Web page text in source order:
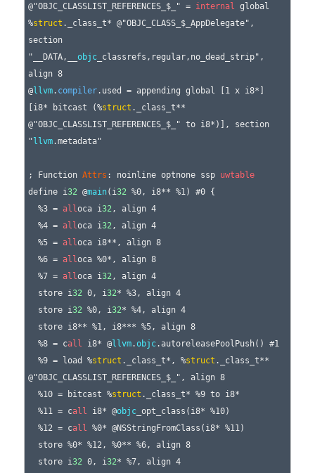
@"OBJC_CLASSLIST_REFERENCES_$_" = internal global
%struct ._class_t* @"OBJC_CLASS_$_AppDelegate",
section
"__DATA,__ objc _classrefs,regular,no_dead_strip",
align 8
@llvm. compiler.used = appending global [1 x i8*]
[i8* bitcast (%struct ._class_t**
@"OBJC_CLASSLIST_REFERENCES_$_" to i8*)], section
" llvm.metadata"
; Function Attrs : noinline optnone ssp uwtable
define i32 @main(i32 %0, i8** %1) #0 {
  %3 =
alloca i32, align 4
  %4 =
alloca i32, align 4
  %5 =
alloca i8**, align 8
  %6 =
alloca %0*, align 8
  %7 =
alloca i32, align 4
  store i
32 0, i32* %3, align 4
  store i
32 %0, i32* %4, align 4
  %8 = c
all i8* @llvm.objc.autoreleasePoolPush() #1
  %9 = load %
struct ._class_t*, %struct ._class_t**
@"OBJC_CLASSLIST_REFERENCES_$_", align 8
  %10 = bitcast %
struct ._class_t* %9 to i8*
  %11 = c
all i8* @objc _opt_class(i8* %10)
  %12 = c
all %0* @NSStringFromClass(i8* %11)
  store i
32 0, i32* %7, align 4